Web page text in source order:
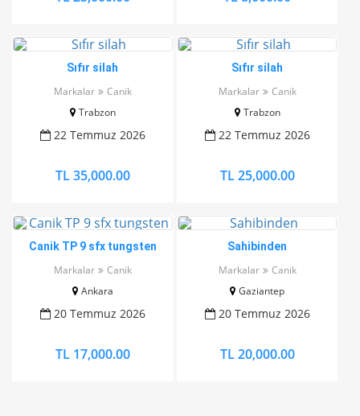
Sıfır silah
Markalar
Canik
Trabzon
22 Temmuz 2026
TL 35,000.00
Sıfır silah
Markalar
Canik
Trabzon
22 Temmuz 2026
TL 25,000.00
Canik TP 9 sfx tungsten
Markalar
Canik
Ankara
20 Temmuz 2026
TL 17,000.00
Sahibinden
Markalar
Canik
Gaziantep
20 Temmuz 2026
TL 20,000.00